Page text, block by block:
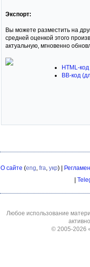
Экспорт:
Вы можете разместить на
средней оценкой этого
актуальную, мгновенно
HTML-код
BB-код
О сайте (eng fra укр) |
|
Любое использование
© 2005-2026